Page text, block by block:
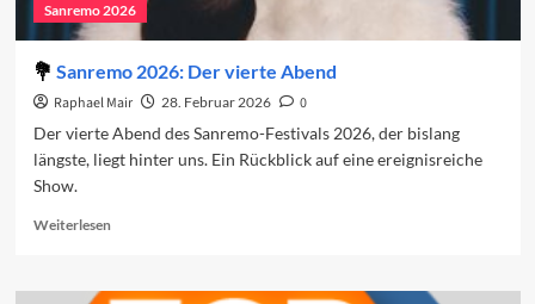
Sanremo 2026
Sanremo 2026: Der vierte Abend
Raphael Mair 28. Februar 2026
0
Der vierte Abend des Sanremo-Festivals 2026, der bislang
längste, liegt hinter uns. Ein Rückblick auf eine ereignisreiche
Show.
WeiterlesenRead
Sanremo